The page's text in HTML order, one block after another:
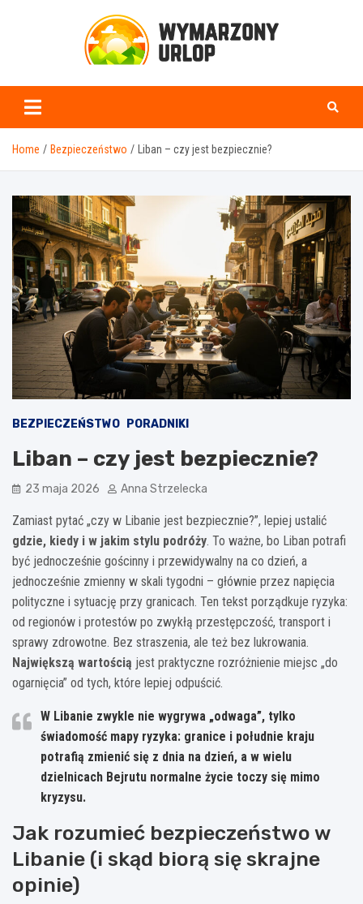
Home Bezpieczeństwo Liban – czy jest bezpiecznie?
BEZPIECZEŃSTWO PORADNIKI
Liban – czy jest bezpiecznie?
23 maja 2026 Anna Strzelecka
Zamiast pytać „czy w Libanie jest bezpiecznie?”, lepiej ustalić
gdzie, kiedy i w jakim stylu podróży. To ważne, bo Liban potrafi
być jednocześnie gościnny i przewidywalny na co dzień, a
jednocześnie zmienny w skali tygodni – głównie przez napięcia
polityczne i sytuację przy granicach. Ten tekst porządkuje ryzyka:
od regionów i protestów po zwykłą przestępczość, transport i
sprawy zdrowotne. Bez straszenia, ale też bez lukrowania.
Największą wartością jest praktyczne rozróżnienie miejsc „do
ogarnięcia” od tych, które lepiej odpuścić.
W Libanie zwykle nie wygrywa „odwaga”, tylko
świadomość mapy ryzyka: granice i południe kraju
potrafią zmienić się z dnia na dzień, a w wielu
dzielnicach Bejrutu normalne życie toczy się mimo
kryzysu.
Jak rozumieć bezpieczeństwo w
Libanie (i skąd biorą się skrajne
opinie)